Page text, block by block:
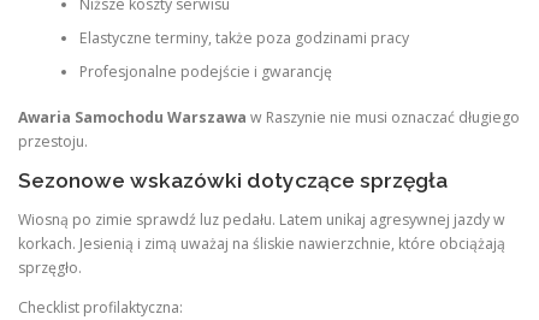
Elastyczne terminy, także poza godzinami pracy
Profesjonalne podejście i gwarancję
Awaria Samochodu Warszawa w Raszynie nie musi oznaczać długiego
przestoju.
Sezonowe wskazówki dotyczące sprzęgła
Wiosną po zimie sprawdź luz pedału. Latem unikaj agresywnej jazdy w
korkach. Jesienią i zimą uważaj na śliskie nawierzchnie, które obciążają
sprzęgło.
Checklist profilaktyczna: